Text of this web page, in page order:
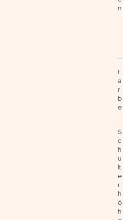
n
F
a
r
b
e
S
c
h
u
lt
e
r
h
ö
h